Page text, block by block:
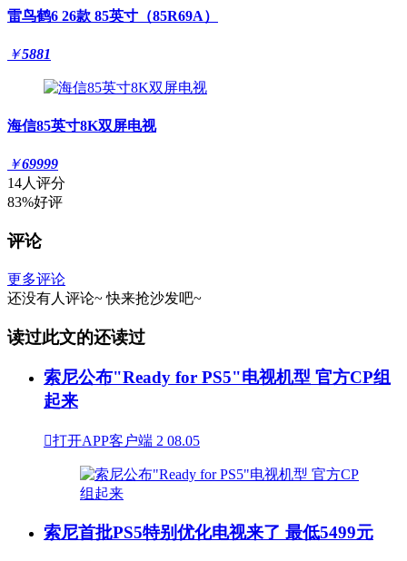
雷鸟鹤6 26款 85英寸（85R69A）
￥5881
海信85英寸8K双屏电视
￥69999
14人评分
83%好评
评论
更多评论
还没有人评论~ 快来抢沙发吧~
读过此文的还读过
索尼公布"Ready for PS5"电视机型 官方CP组
起来
打开APP客户端 2 08.05
索尼首批PS5特别优化电视来了 最低5499元